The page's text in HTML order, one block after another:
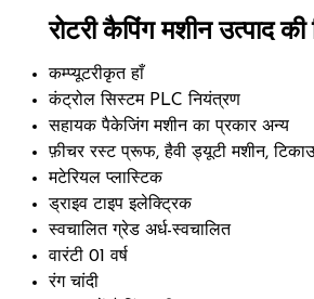
रोटरी कैपिंग मशीन उत्पाद की
कम्प्यूटरीकृत हाँ
कंट्रोल सिस्टम PLC नियंत्रण
सहायक पैकेजिंग मशीन का प्रकार अन्य
फ़ीचर रस्ट प्रूफ, हैवी ड्यूटी मशीन,
मटेरियल प्लास्टिक
ड्राइव टाइप इलेक्ट्रिक
स्वचालित ग्रेड अर्ध-स्वचालित
वारंटी 01 वर्ष
रंग चांदी